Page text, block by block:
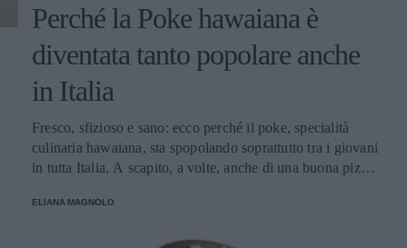
Perché la Poke hawaiana è
diventata tanto popolare anche
in Italia
Fresco, sfizioso e sano: ecco perché il poke, specialità
culinaria hawaiana, sta spopolando soprattutto tra i giovani
in tutta Italia. A scapito, a volte, anche di una buona pizza.
ELIANA MAGNOLO